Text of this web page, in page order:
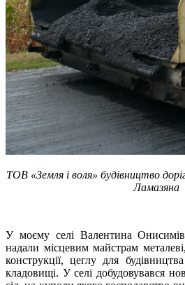
ТОВ «Земля і воля» будівництво
Ламазяна
У моєму селі Валентина
надали місцевим майстрам
конструкції, цеглу для
кладовищі. У селі добудовувався